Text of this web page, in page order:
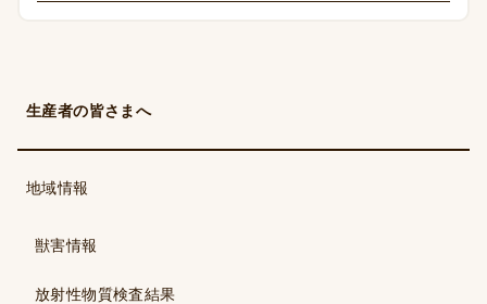
生産者の皆さまへ
地域情報
獣害情報
放射性物質検査結果